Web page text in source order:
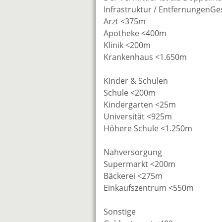
Infrastruktur /
Arzt <375m
Apotheke <400m
Klinik <200m
Krankenhaus <1.650m
Kinder & Schulen
Schule <200m
Kindergarten <25m
Universität <925m
Höhere Schule <1.250m
Nahversorgung
Supermarkt <200m
Bäckerei <275m
Einkaufszentrum <550m
Sonstige